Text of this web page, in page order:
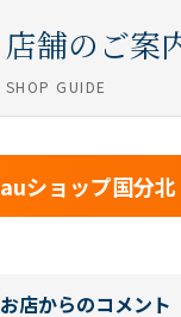
店舗のご案
SHOP GUIDE
auショップ国分北
お店からのコメント